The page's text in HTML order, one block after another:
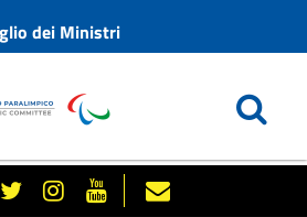
dei Ministri